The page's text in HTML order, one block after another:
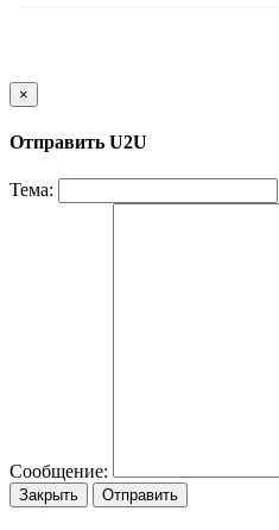
×
Отправить U2U
Тема:
Сообщение:
Закрыть Отправить